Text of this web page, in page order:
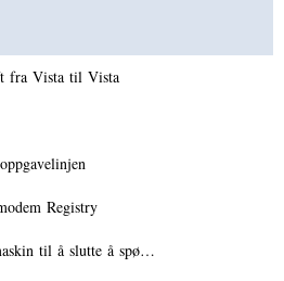
fra Vista til Vista
Registry
til å slutte å spø…